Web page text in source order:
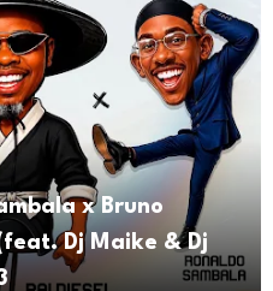
x Bruno
Dj Maike & Dj